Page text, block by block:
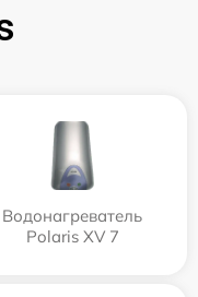
Водонагреватель
Polaris XV 7